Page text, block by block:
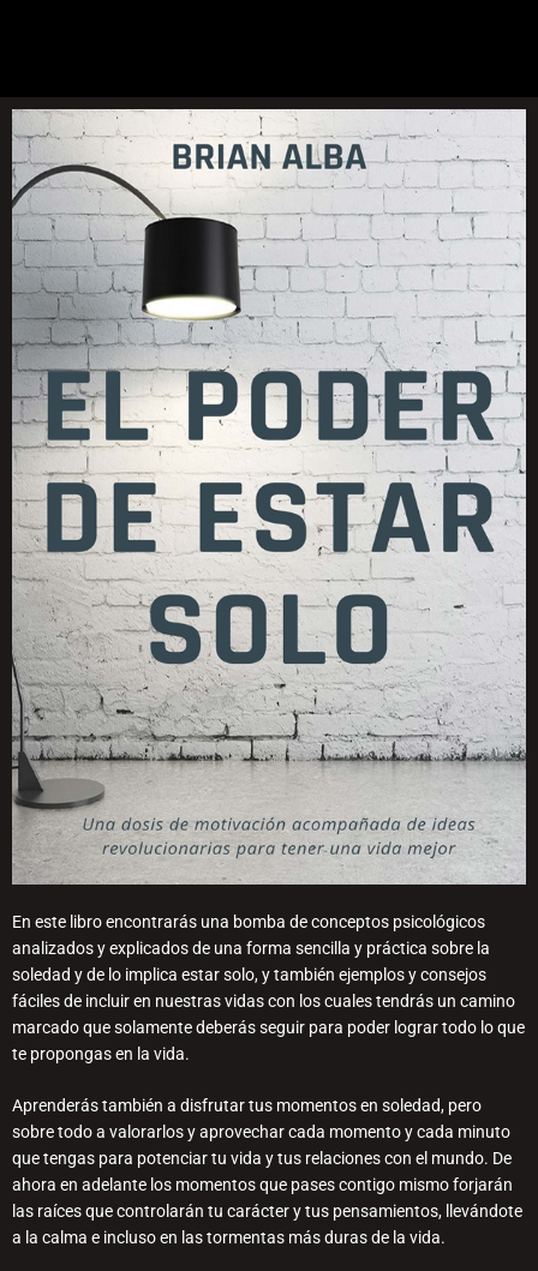
En este libro encontrarás una bomba de conceptos psicológicos
analizados y explicados de una forma sencilla y práctica sobre la
soledad y de lo implica estar solo, y también ejemplos y consejos
fáciles de incluir en nuestras vidas con los cuales tendrás un camino
marcado que solamente deberás seguir para poder lograr todo lo que
te propongas en la vida.
Aprenderás también a disfrutar tus momentos en soledad, pero
sobre todo a valorarlos y aprovechar cada momento y cada minuto
que tengas para potenciar tu vida y tus relaciones con el mundo. De
ahora en adelante los momentos que pases contigo mismo forjarán
las raíces que controlarán tu carácter y tus pensamientos, llevándote
a la calma e incluso en las tormentas más duras de la vida.